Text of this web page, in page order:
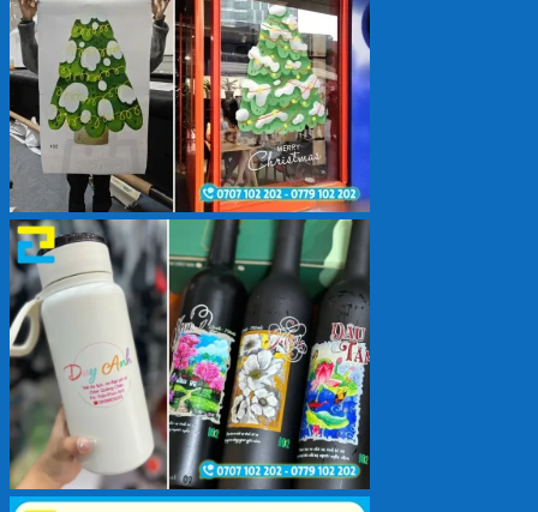
Quay trở lại cửa hàng
Giỏ hàng
Chưa có sản phẩm trong giỏ hàng.
Quay trở lại cửa hàng